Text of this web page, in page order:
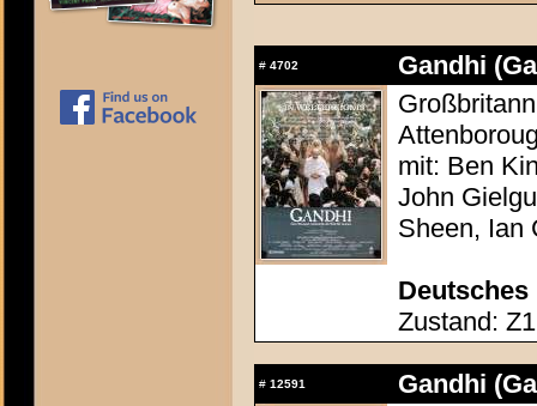
# 4702
Gandhi
mit: Ben
John
Sheen, Ian
Deutsches
Zustand:
# 12591
Gandhi